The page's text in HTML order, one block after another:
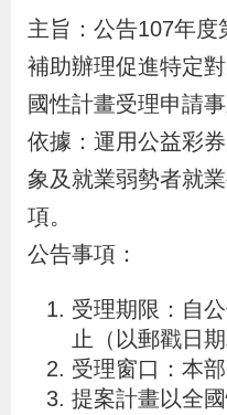
為
民
服
務
業
務
主旨：公告107年度
補助辦理促進特定
國性計畫受理申請事
依據：運用公益彩
象及就業弱勢者就
項。
公告事項：
受理期限：自
止（以郵戳日期
受理窗口：本
提案計畫以全